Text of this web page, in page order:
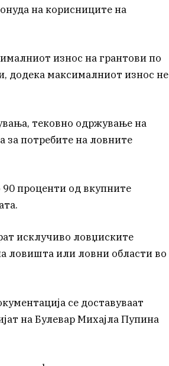
на корисниците на
износ на грантови по
додека максималниот износ не
тековно одржување на
за потребите на ловните
проценти од вкупните
исклучиво ловџиските
ловишта или ловни области во
се доставуваат
на Булевар Михајла Пупина